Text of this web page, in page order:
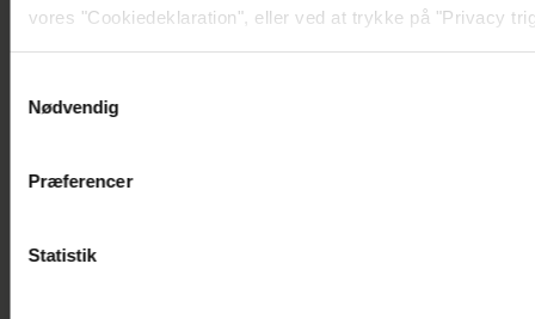
vores "Cookiedeklaration", eller ved at trykke på "Privacy
Vi anvender egne cookies og cookies fra tredjeparter til at
generere statistik og huske dine præferencer samt til brug
Nødvendig
Præferencer
Statistik
Szhirley fortæller om skelsættende